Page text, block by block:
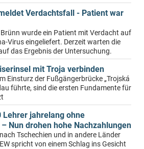
Verdachtsfall - Patient war
wurde ein Patient mit Verdacht auf
Virus eingeliefert. Derzeit warten die
das Ergebnis der Untersuchung.
mit Troja verbinden
Einsturz der Fußgängerbrücke „Trojská
führte, sind die ersten Fundamente für
Lehrer jahrelang ohne
Nun drohen hohe Nachzahlungen
Tschechien und in andere Länder
spricht von einem Schlag ins Gesicht